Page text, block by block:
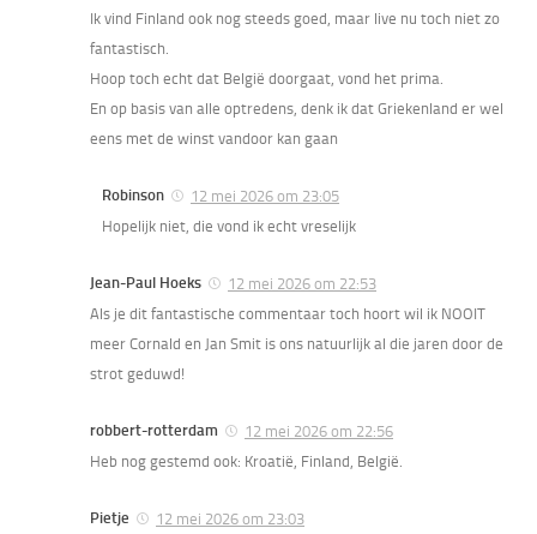
Ik vind Finland ook nog steeds goed, maar live nu toch niet zo
fantastisch.
Hoop toch echt dat België doorgaat, vond het prima.
En op basis van alle optredens, denk ik dat Griekenland er wel
eens met de winst vandoor kan gaan
Robinson
12 mei 2026 om 23:05
Hopelijk niet, die vond ik echt vreselijk
Jean-Paul Hoeks
12 mei 2026 om 22:53
Als je dit fantastische commentaar toch hoort wil ik NOOIT
meer Cornald en Jan Smit is ons natuurlijk al die jaren door de
strot geduwd!
robbert-rotterdam
12 mei 2026 om 22:56
Heb nog gestemd ook: Kroatië, Finland, België.
Pietje
12 mei 2026 om 23:03